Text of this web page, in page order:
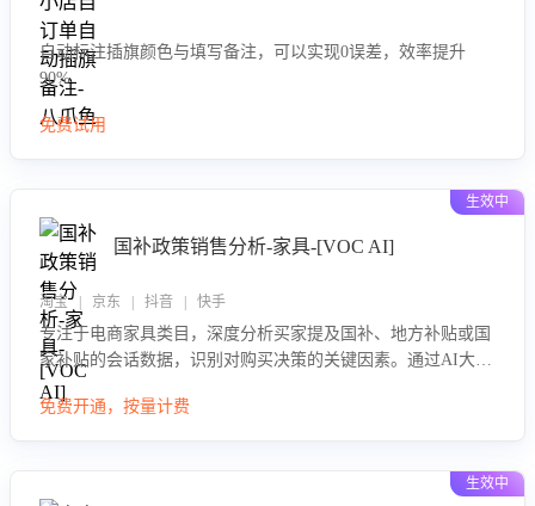
自动标注插旗颜色与填写备注，可以实现0误差，效率提升
90%
免费试用
生效中
国补政策销售分析-家具-[VOC AI]
淘宝 | 京东 | 抖音 | 快手
专注于电商家具类目，深度分析买家提及国补、地方补贴或国
家补贴的会话数据，识别对购买决策的关键因素。通过AI大模
型评估客服在政策宣传、回应及互动中的表现，生成优化策
略，助力商家利用国补政策提升GMV。
免费开通，按量计费
生效中